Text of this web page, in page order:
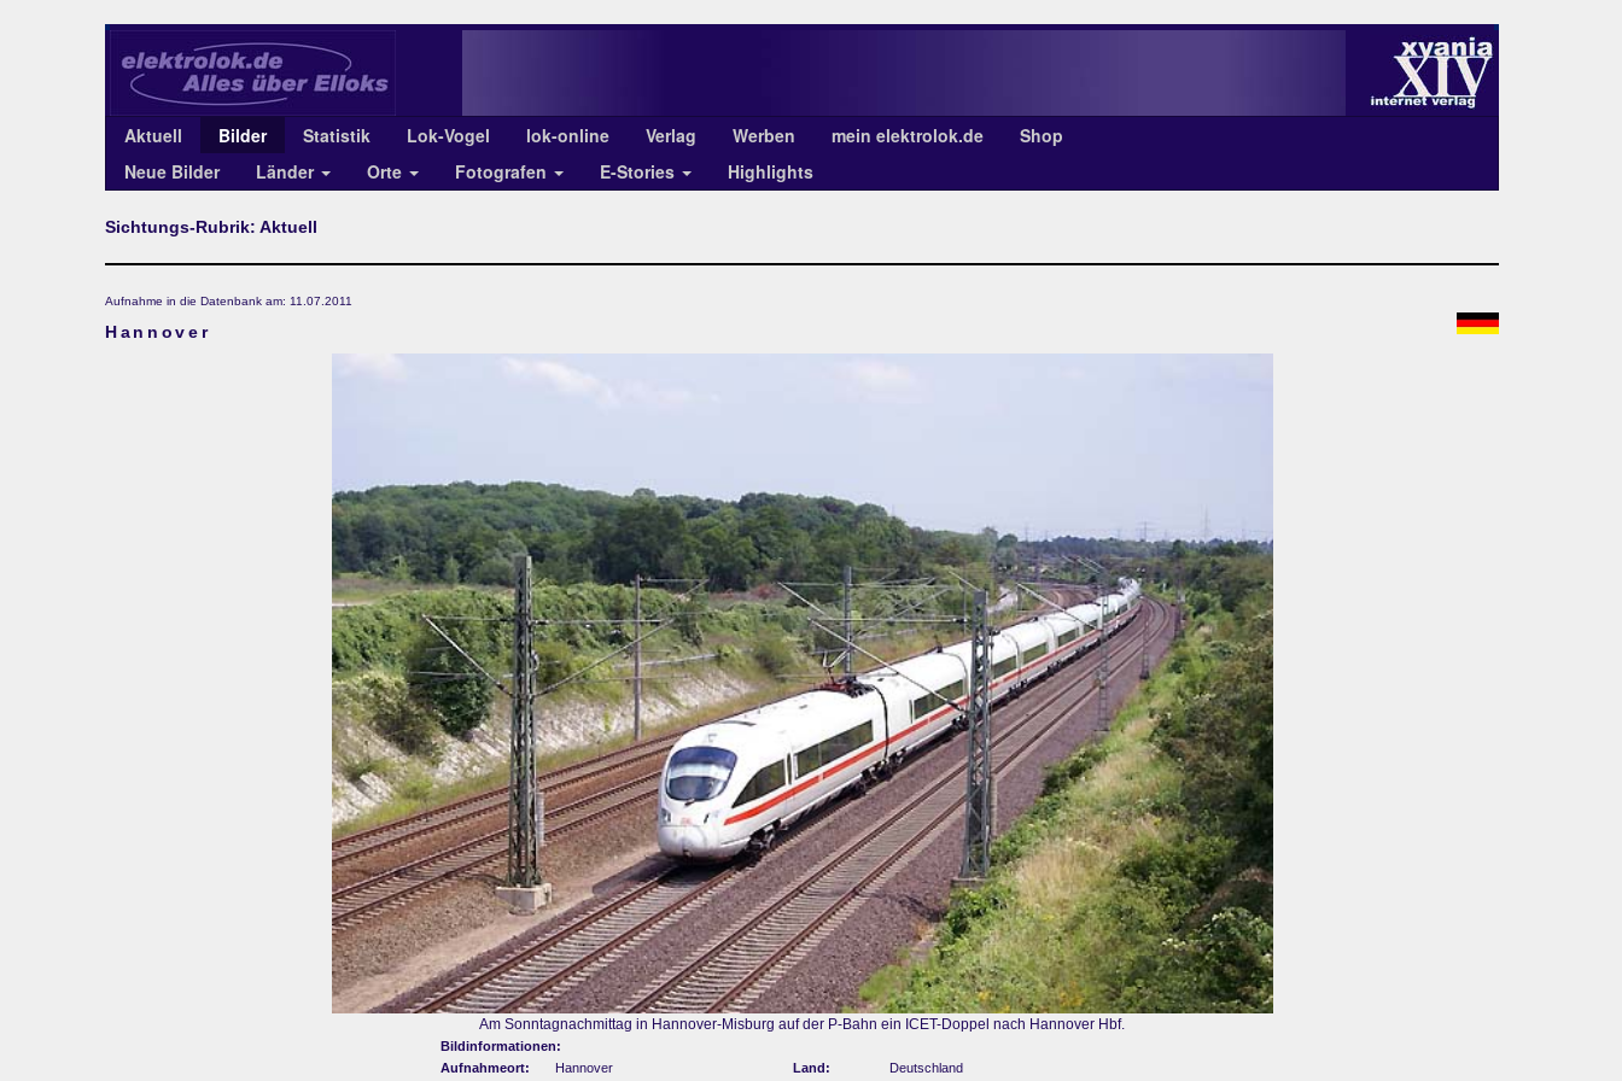
Aktuell Bilder Statistik Lok-Vogel lok-online Verlag Werben mein elektrolok.de
Shop
Neue Bilder
Länder Orte Fotografen E-Stories Highlights
Sichtungs-Rubrik: Aktuell
Aufnahme in die Datenbank am: 11.07.2011
Hannover
Am Sonntagnachmittag in Hannover-Misburg auf der P-Bahn ein ICET-Doppel nach Hannover Hbf.
Bildinformationen:
Aufnahmeort:
Hannover Land:
Deutschland